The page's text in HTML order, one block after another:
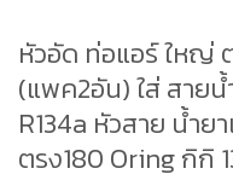
หัวอัด ท่อแอร์ ใหญ่
(แพค2อัน) ใส่ สาย
R134a หัวสาย น้ำ
ตรง180 Oring กิกิ